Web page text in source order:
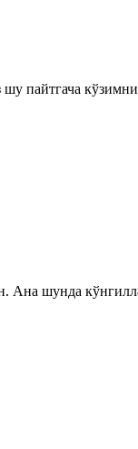
пайтгача
Ана шунда